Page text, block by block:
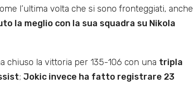
l’ultima volta che si sono fronteggiati, anche
la meglio con la sua squadra su Nikola
chiuso la vittoria per 135-106 con una tripla
; Jokic invece ha fatto registrare 23